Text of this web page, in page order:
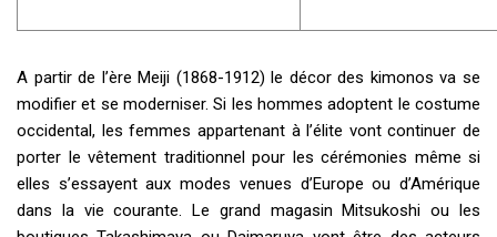
A partir de l’ère Meiji (1868-1912) le décor des kimonos va se
modifier et se moderniser. Si les hommes adoptent le costume
occidental, les femmes appartenant à l’élite vont continuer de
porter le vêtement traditionnel pour les cérémonies même si
elles s’essayent aux modes venues d’Europe ou d’Amérique
dans la vie courante. Le grand magasin Mitsukoshi ou les